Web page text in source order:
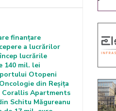
finanțare
a lucrărilor
lucrările
140 mil. lei
Otopeni
din Reșița
Corallis Apartments
Schitu Măgureanu